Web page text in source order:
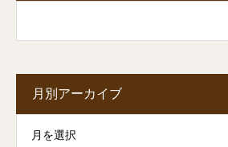
月別アーカイブ
月を選択